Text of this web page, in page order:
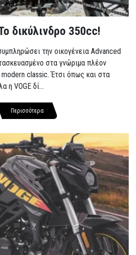
δικύλινδρο 350cc!
την οικογένεια Advanced
στα γνώριμα πλέον
classic. Έτσι όπως και στα
η VOGE δί...
Περισσότερα